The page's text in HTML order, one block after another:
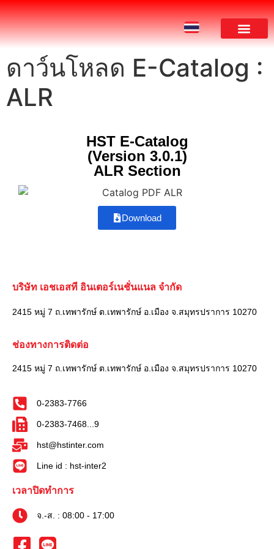
ดาว์นโหลด E-Catalog :
ALR
HST E-Catalog
(Version 3.0.1)
ALR Section
Download
บริษัท เอชเอสที อินเตอร์เนชั่นแนล จำกัด
2415 หมู่ 7 ถ.เทพารักษ์ ต.เทพารักษ์ อ.เมือง จ.สมุทรปราการ 10270
ช่องทางการติดต่อ
2415 หมู่ 7 ถ.เทพารักษ์ ต.เทพารักษ์ อ.เมือง จ.สมุทรปราการ 10270
0-2383-7766
0-2383-7468...9
hst@hstinter.com
Line id : hst-inter2
เวลาปิดทำการ
จ.-ส. : 08:00 - 17:00